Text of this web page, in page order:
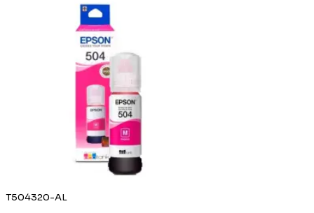
T504320-AL